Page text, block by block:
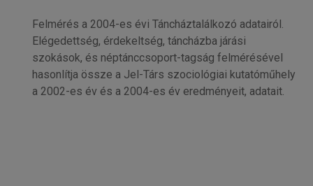
Felmérés a 2004-es évi Táncháztalálkozó adatairól.
Elégedettség, érdekeltség, táncházba járási
szokások, és néptánccsoport-tagság felmérésével
hasonlítja össze a Jel-Társ szociológiai kutatóműhely
a 2002-es év és a 2004-es év eredményeit, adatait.